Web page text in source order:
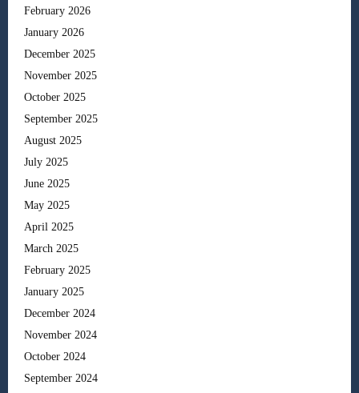
February 2026
January 2026
December 2025
November 2025
October 2025
September 2025
August 2025
July 2025
June 2025
May 2025
April 2025
March 2025
February 2025
January 2025
December 2024
November 2024
October 2024
September 2024